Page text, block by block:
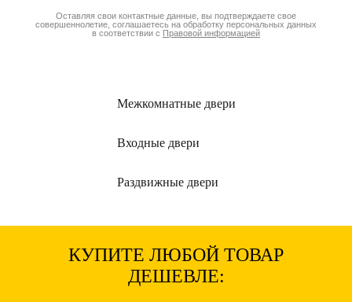
Оставляя свои контактные данные, вы подтверждаете свое
совершеннолетие, соглашаетесь на обработку персональных данных
в соответствии с Правовой информацией
Межкомнатные двери
Входные двери
Раздвижные двери
КУПИТЕ ЛЮБОЙ ТОВАР
ДЕШЕВЛЕ: